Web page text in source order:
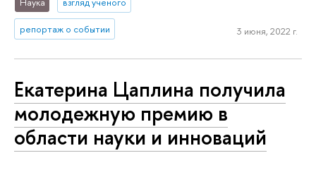
репортаж о событии 3 июня, 2022 г.
Екатерина Цаплина получила
молодежную премию в
области науки и инноваций